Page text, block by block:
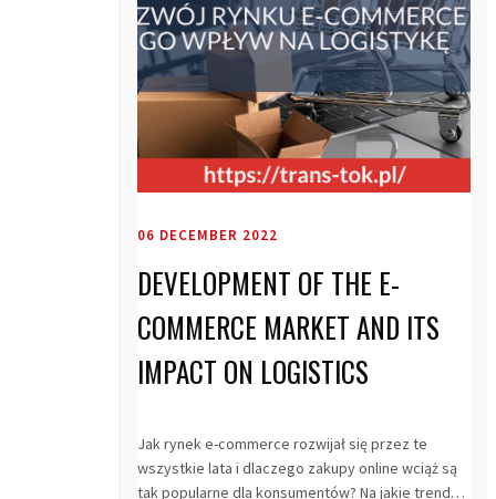
06 DECEMBER 2022
DEVELOPMENT OF THE E-
COMMERCE MARKET AND ITS
IMPACT ON LOGISTICS
Jak rynek e-commerce rozwijał się przez te
wszystkie lata i dlaczego zakupy online wciąż są
tak popularne dla konsumentów? Na jakie trendy